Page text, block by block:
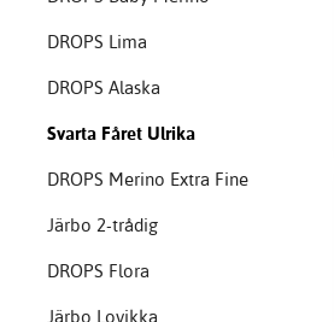
DROPS Lima
DROPS Alaska
Svarta Fåret Ulrika
DROPS Merino Extra Fine
Järbo 2-trådig
DROPS Flora
Järbo Lovikka